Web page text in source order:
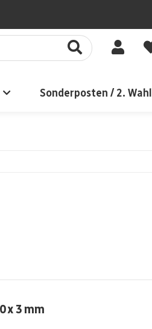
Sonderposten / 2. Wahl
x 3 mm